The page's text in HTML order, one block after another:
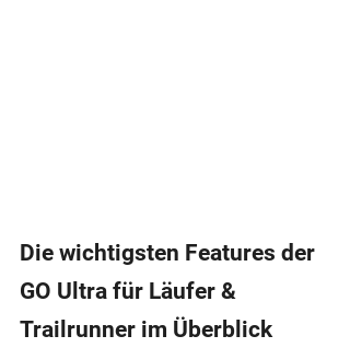
Die wichtigsten Features der
GO Ultra für Läufer &
Trailrunner im Überblick